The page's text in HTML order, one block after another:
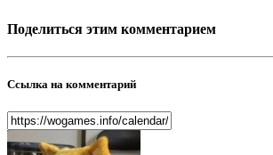
Поделиться этим комментарием
Ссылка на комментарий